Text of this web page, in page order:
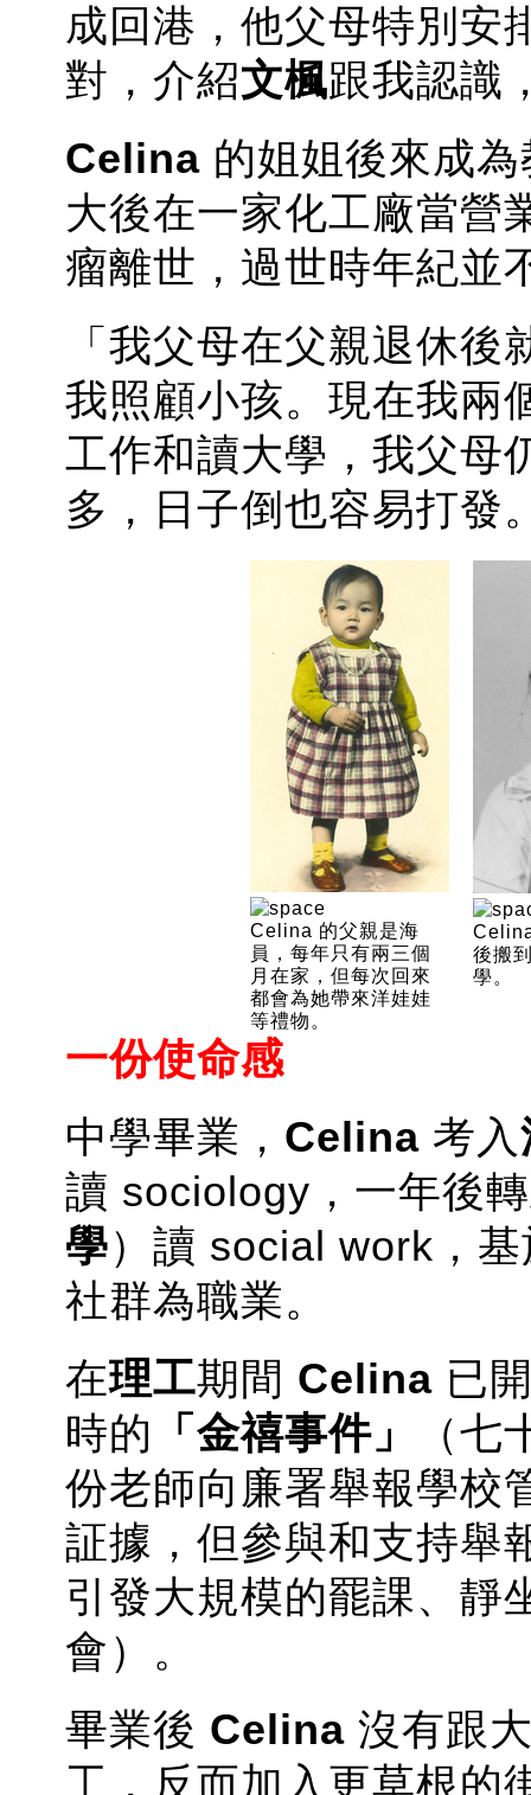
成回港，他父母特別安
對，介紹文楓跟我認識
Celina 的姐姐後來成
大後在一家化工廠當營
瘤離世，過世時年紀並
「我父母在父親退休
我照顧小孩。現在我兩
工作和讀大學，我父母
多，日子倒也容易打發
Celina 的父親是海
員，每年只有兩三個
月在家，但每次回來
都會為她帶來洋娃娃
等禮物。
後搬
學。
一份使命感
中學畢業， Celina 考入
讀 sociology，一年後
學）讀 social work，
社群為職業。
在理工期間 Celina 已
時的 「金禧事件」
（
份老師向廉署舉報學校
証據，但參與和支持舉
引發大規模的罷課、靜
會）。
畢業後 Celina 沒有跟
工，反而加入更草根的